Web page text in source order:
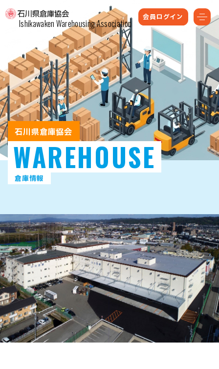
Ishikawaken Warehousing Association
会員ログイン
石川県倉庫協会
WAREHOUSE
倉庫情報